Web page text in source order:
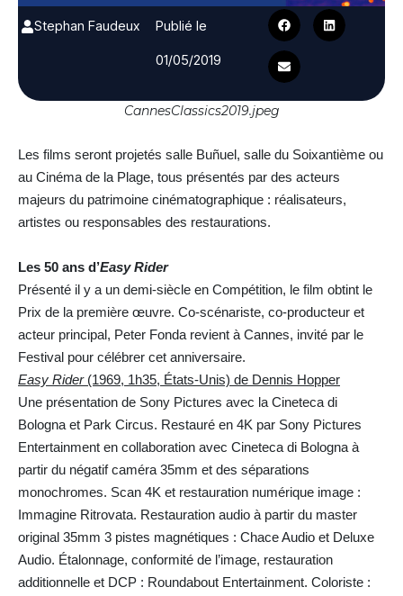
Stephan Faudeux
Publié le
01/05/2019
CannesClassics2019.jpeg
Les films seront projetés salle Buñuel, salle du Soixantième ou
au Cinéma de la Plage, tous présentés par des acteurs
majeurs du patrimoine cinématographique : réalisateurs,
artistes ou responsables des restaurations.
Les 50 ans d’Easy Rider
Présenté il y a un demi-siècle en Compétition, le film obtint le
Prix de la première œuvre. Co-scénariste, co-producteur et
acteur principal, Peter Fonda revient à Cannes, invité par le
Festival pour célébrer cet anniversaire.
Easy Rider(1969, 1h35, États-Unis) de Dennis Hopper
Une présentation de Sony Pictures avec la Cineteca di
Bologna et Park Circus. Restauré en 4K par Sony Pictures
Entertainment en collaboration avec Cineteca di Bologna à
partir du négatif caméra 35mm et des séparations
monochromes. Scan 4K et restauration numérique image :
Immagine Ritrovata. Restauration audio à partir du master
original 35mm 3 pistes magnétiques : Chace Audio et Deluxe
Audio. Étalonnage, conformité de l’image, restauration
additionnelle et DCP : Roundabout Entertainment. Coloriste :